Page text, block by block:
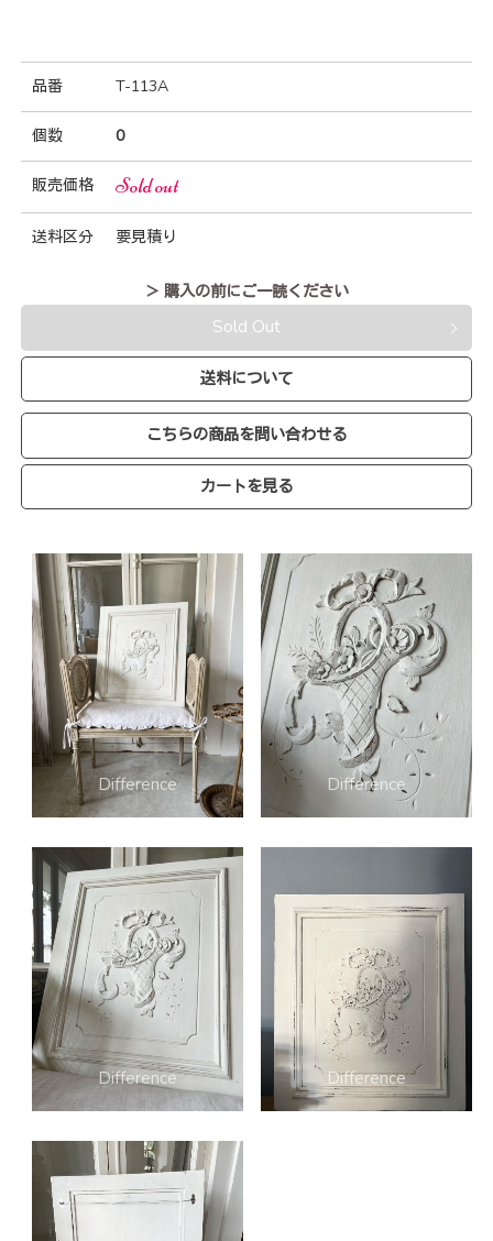
品番 T-113A
個数 0
販売価格 Sold out
送料区分 要見積り
＞ 購入の前にご一読ください
Sold Out
送料について
こちらの商品を問い合わせる
カートを見る